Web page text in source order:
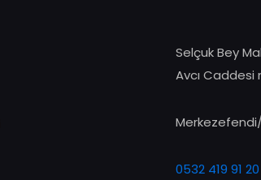
Selçuk Bey
Avcı Caddesi
0532 419 91 20